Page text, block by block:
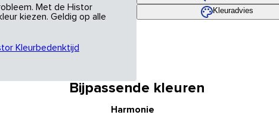
Met de Histor
kiezen. Geldig op alle
Kleurbedenktijd
Kleuradvies
Bijpassende kleuren
Harmonie